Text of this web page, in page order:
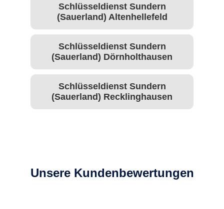
Schlüsseldienst Sundern
(Sauerland) Altenhellefeld
Schlüsseldienst Sundern
(Sauerland) Dörnholthausen
Schlüsseldienst Sundern
(Sauerland) Recklinghausen
Unsere Kundenbewertungen